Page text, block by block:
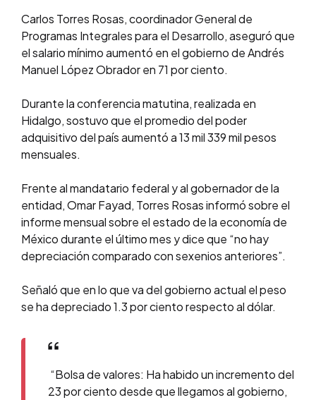
Carlos Torres Rosas, coordinador General de
Programas Integrales para el Desarrollo, aseguró que
el salario mínimo aumentó en el gobierno de Andrés
Manuel López Obrador en 71 por ciento.
Durante la conferencia matutina, realizada en
Hidalgo, sostuvo que el promedio del poder
adquisitivo del país aumentó a 13 mil 339 mil pesos
mensuales.
Frente al mandatario federal y al gobernador de la
entidad, Omar Fayad, Torres Rosas informó sobre el
informe mensual sobre el estado de la economía de
México durante el último mes y dice que “no hay
depreciación comparado con sexenios anteriores”.
Señaló que en lo que va del gobierno actual el peso
se ha depreciado 1.3 por ciento respecto al dólar.
“Bolsa de valores: Ha habido un incremento del
23 por ciento desde que llegamos al gobierno,